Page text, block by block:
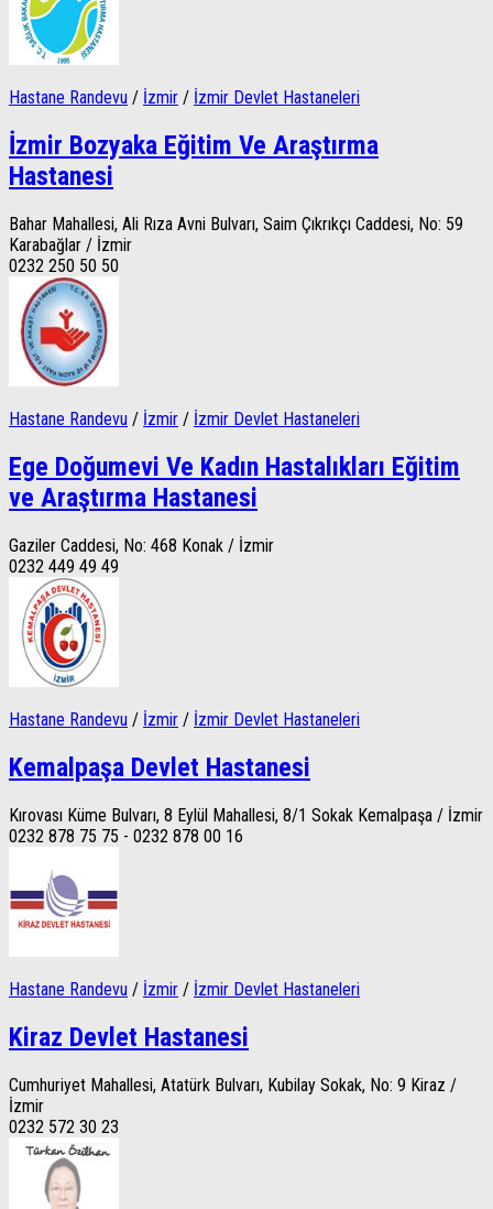
Hastane Randevu / İzmir / İzmir Devlet Hastaneleri
İzmir Bozyaka Eğitim Ve Araştırma
Hastanesi
Bahar Mahallesi, Ali Rıza Avni Bulvarı, Saim Çıkrıkçı Caddesi, No: 59
Karabağlar / İzmir
0232 250 50 50
Hastane Randevu / İzmir / İzmir Devlet Hastaneleri
Ege Doğumevi Ve Kadın Hastalıkları Eğitim
ve Araştırma Hastanesi
Gaziler Caddesi, No: 468 Konak / İzmir
0232 449 49 49
Hastane Randevu / İzmir / İzmir Devlet Hastaneleri
Kemalpaşa Devlet Hastanesi
Kırovası Küme Bulvarı, 8 Eylül Mahallesi, 8/1 Sokak Kemalpaşa / İzmir
0232 878 75 75 - 0232 878 00 16
Hastane Randevu / İzmir / İzmir Devlet Hastaneleri
Kiraz Devlet Hastanesi
Cumhuriyet Mahallesi, Atatürk Bulvarı, Kubilay Sokak, No: 9 Kiraz /
İzmir
0232 572 30 23